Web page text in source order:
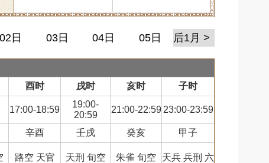
02日 03日 04日 05日 后1月 >
酉时 戌时 亥时 子时
17:00-18:59
19:00-
20:59
21:00-22:59 23:00-23:59
辛酉 壬戌 癸亥 甲子
路空 天官
天刑 旬空
朱雀 旬空
天兵 兵刑 六